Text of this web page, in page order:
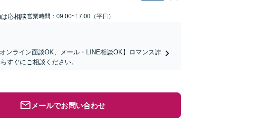
応相談営業時間：09:00~17:00（平日）
ンライン面談OK、メール・LINE相談OK】ロマンス詐
すぐにご相談ください。
メールでお問い合わせ